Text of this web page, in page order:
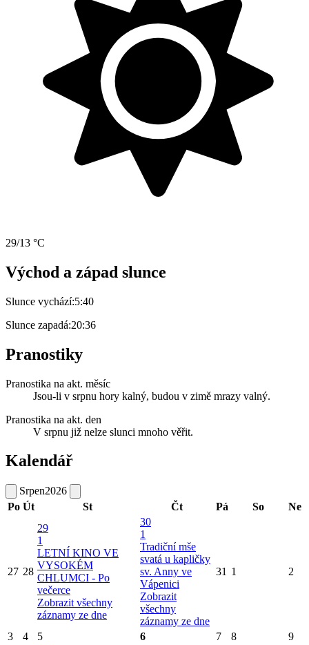
29/13 °C
Východ a západ slunce
Slunce vychází:5:40
Slunce zapadá:20:36
Pranostiky
Pranostika na akt. měsíc
Jsou-li v srpnu hory kalný, budou v zimě mrazy valný.
Pranostika na akt. den
V srpnu již nelze slunci mnoho věřit.
Kalendář
Srpen2026
Po Út St Čt Pá So Ne
27 28
29
1
LETNÍ KINO VE
VYSOKÉM
CHLUMCI - Po
večerce
Zobrazit všechny
záznamy ze dne
30
1
Tradiční mše
svatá u kapličky
sv. Anny ve
Vápenici
Zobrazit
všechny
záznamy ze dne
31 1 2
3 4 5 6 7 8 9